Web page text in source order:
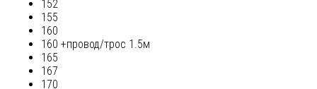
152
155
160
160 +провод/трос 1.5м
165
167
170